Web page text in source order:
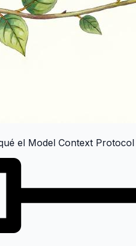
el Model Context